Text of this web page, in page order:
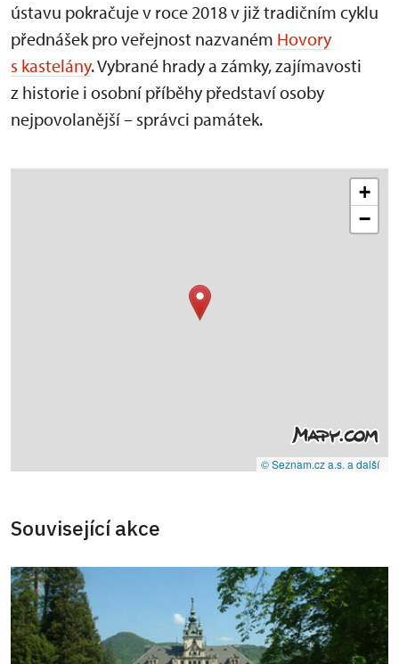
ústavu pokračuje v roce 2018 v již tradičním cyklu
přednášek pro veřejnost nazvaném Hovory
s kastelány. Vybrané hrady a zámky, zajímavosti
z historie i osobní příběhy představí osoby
nejpovolanější – správci památek.
+
−
© Seznam.cz a.s. a další
Související akce